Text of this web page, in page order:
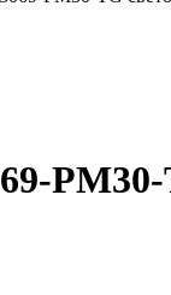
PM30-